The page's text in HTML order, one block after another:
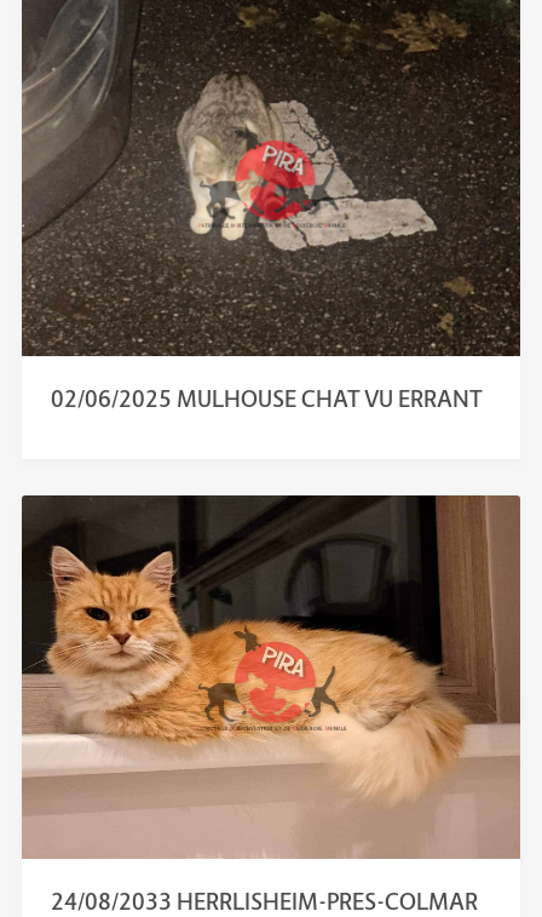
02/06/2025 MULHOUSE CHAT VU ERRANT
24/08/2033 HERRLISHEIM-PRES-COLMAR